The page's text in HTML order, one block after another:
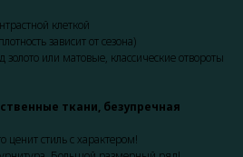
клеткой
зависит от сезона)
золото или матовые, классические отвороты
ткани, безупречная
стиль с характером!